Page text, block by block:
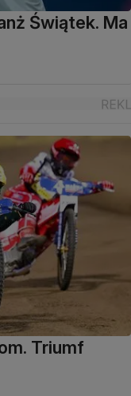
Świątek. Ma
Triumf